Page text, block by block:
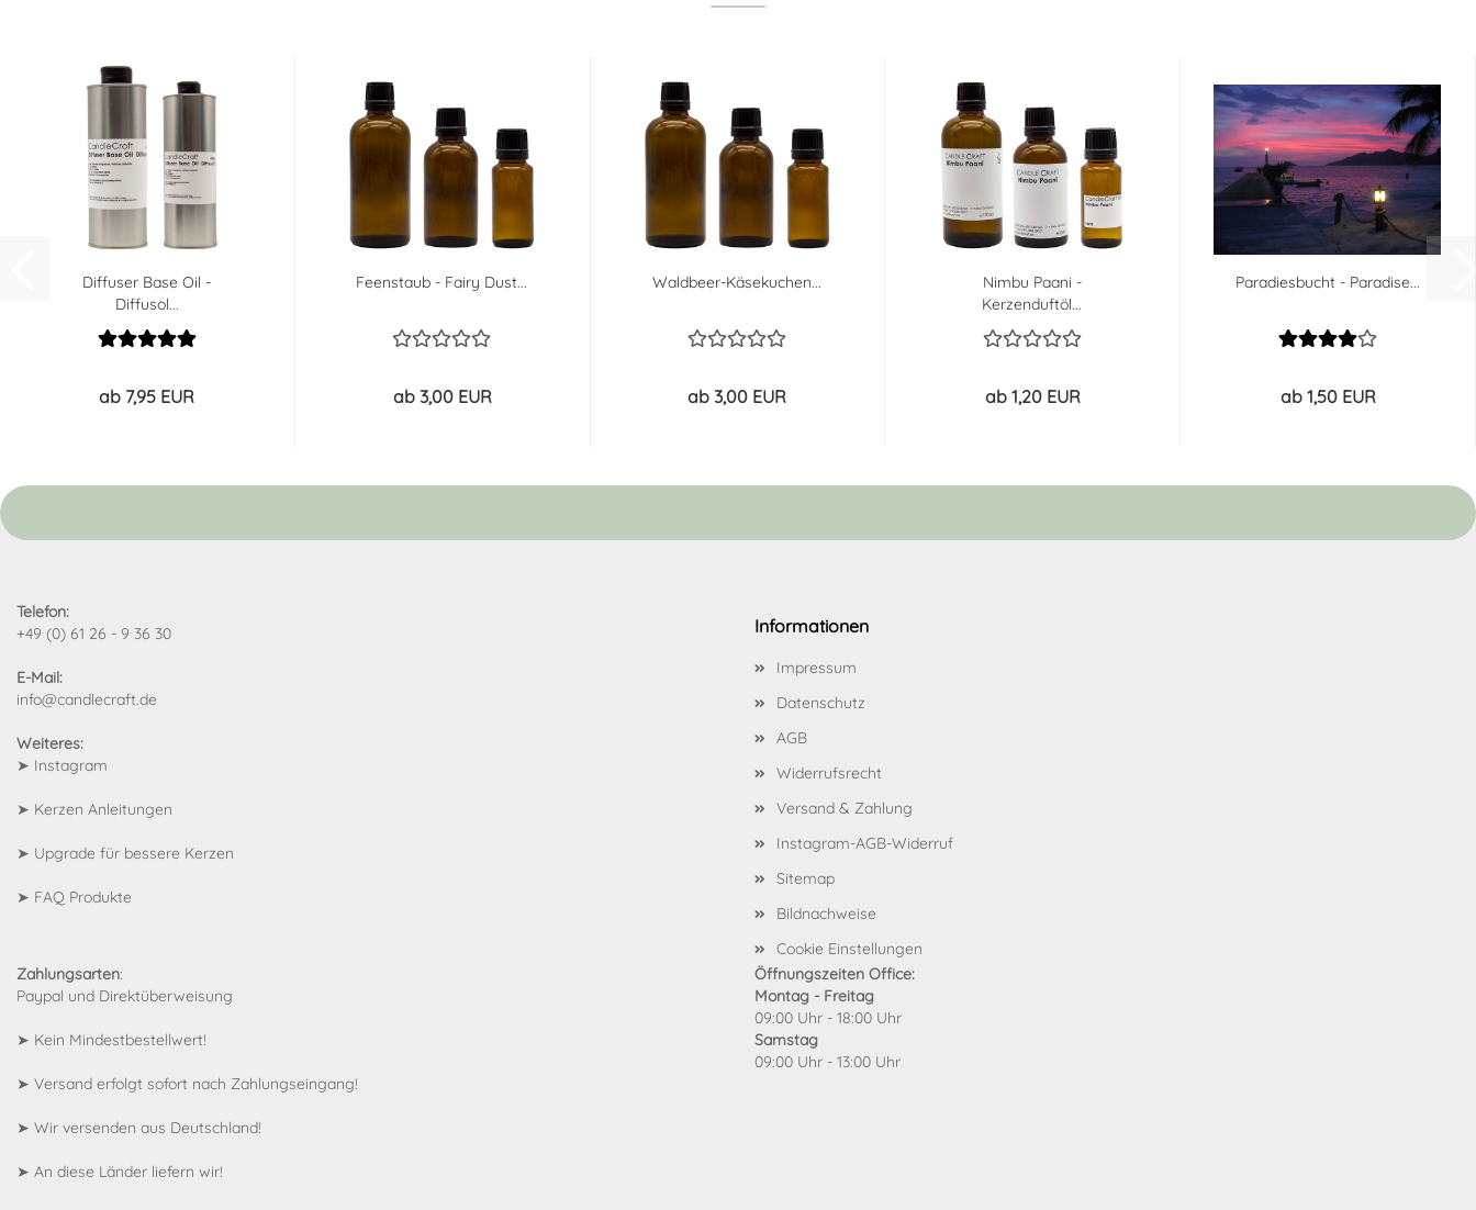
Diffuser Base Oil -
Diffusol...
ab 7,95 EUR
Feenstaub - Fairy Dust...
ab 3,00 EUR
Waldbeer-Käsekuchen...
ab 3,00 EUR
Nimbu Paani -
Kerzenduftöl...
ab 1,20 EUR
Paradiesbucht - Paradise...
ab 1,50 EUR
Telefon:
+49 (0) 61 26 - 9 36 30
E-Mail:
info@candlecraft.de
Weiteres:
➤ Instagram
➤ Kerzen Anleitungen
➤ Upgrade für bessere Kerzen
➤ FAQ Produkte
Informationen
Impressum
Datenschutz
AGB
Widerrufsrecht
Versand & Zahlung
Instagram-AGB-Widerruf
Sitemap
Bildnachweise
Cookie Einstellungen
Zahlungsarten:
Paypal und Direktüberweisung
➤ Kein Mindestbestellwert!
➤ Versand erfolgt sofort nach Zahlungseingang!
➤ Wir versenden aus Deutschland!
➤ An diese Länder liefern wir!
Öffnungszeiten Office:
Montag - Freitag
09:00 Uhr - 18:00 Uhr
Samstag
09:00 Uhr - 13:00 Uhr